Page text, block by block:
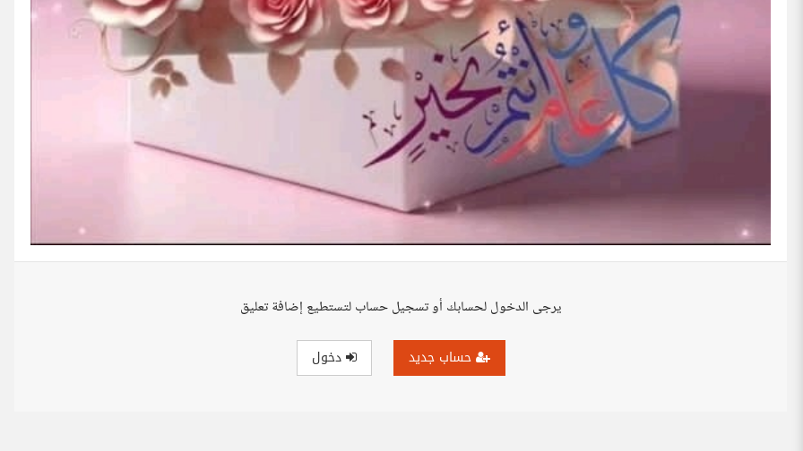
يرجى الدخول لحسابك أو تسجيل حساب لتستطيع إضافة تعليق
حساب جديد دخول